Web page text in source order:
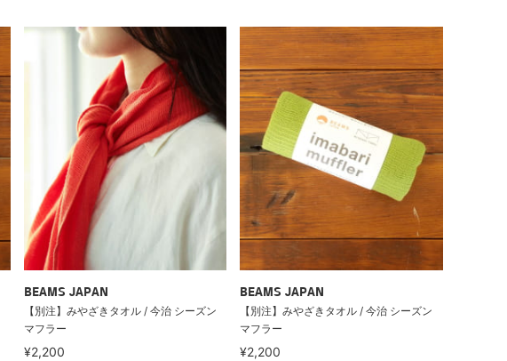
BEAMS JAPAN
【別注】みやざきタオル / 今治 シーズン
マフラー
¥2,200
BEAMS JAPAN
【別注】みやざきタオル / 今治 シーズン
マフラー
¥2,200